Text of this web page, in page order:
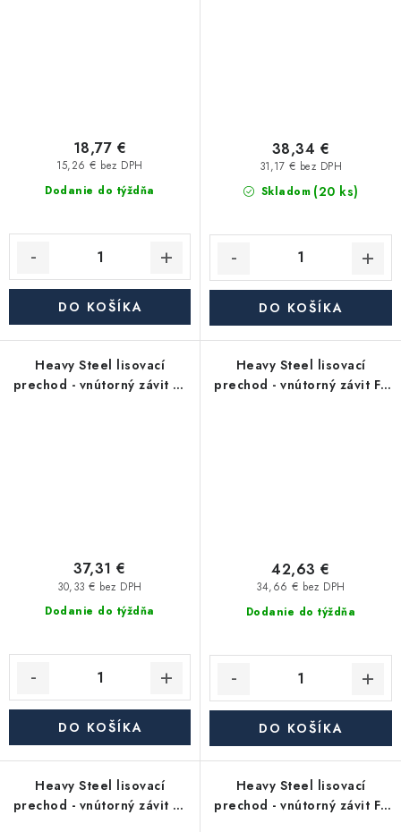
Dodanie do týždňa
15,26 € bez DPH
18,77 €
DO KOŠÍKA
Skladom (20 ks)
31,17 € bez DPH
38,34 €
DO KOŠÍKA
Heavy Steel lisovací
prechod - vnútorný závit FF
Dodanie do týždňa
30,33 € bez DPH
37,31 €
DO KOŠÍKA
Heavy Steel lisovací
prechod - vnútorný závit FF
Dodanie do týždňa
34,66 € bez DPH
42,63 €
DO KOŠÍKA
Heavy Steel lisovací
prechod - vnútorný závit FF
Heavy Steel lisovací
prechod - vnútorný závit FF